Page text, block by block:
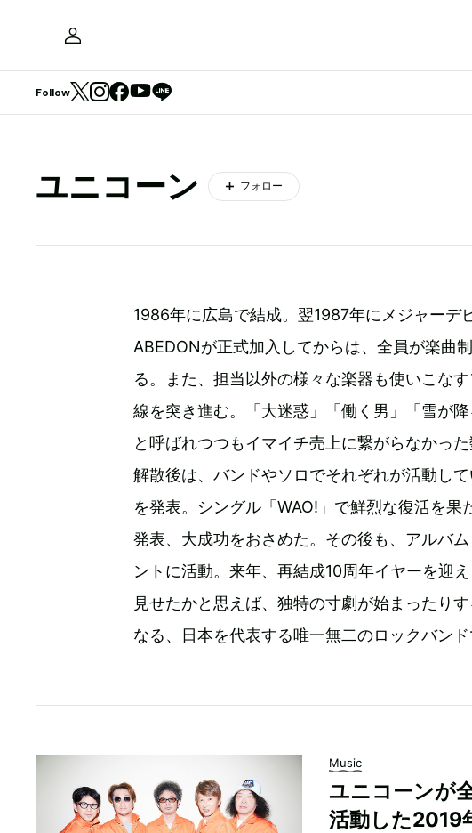
Follow
ユニコーン フォロー
1986年に広島で結成。翌1987年にメジャーデ
ABEDONが正式加入してからは、全員が楽曲
る。また、担当以外の様々な楽器も使いこな
線を突き進む。「大迷惑」「働く男」「雪が
と呼ばれつつもイマイチ売上に繋がらなかっ
解散後は、バンドやソロでそれぞれが活動し
を発表。シングル「WAO!」で鮮烈な復活を
発表、大成功をおさめた。その後も、アルバ
ントに活動。来年、再結成10周年イヤーを迎
見せたかと思えば、独特の寸劇が始まったり
なる、日本を代表する唯一無二のロックバンド
Music
ユニコーンが
活動した2019